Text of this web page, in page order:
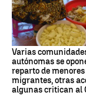
Varias
autónomas se
reparto de menores
migrantes, otras
algunas critican al